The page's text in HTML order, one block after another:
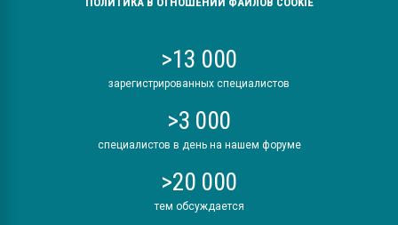
>13 000
зарегистрированных специалистов
>3 000
специалистов в день на нашем форуме
>20 000
тем обсуждается